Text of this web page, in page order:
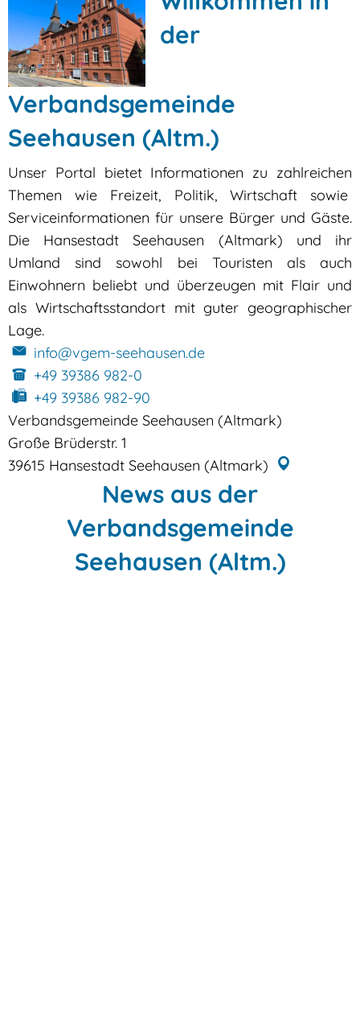
der
Verbandsgemeinde
Seehausen (Altm.)
Unser Portal bietet Informationen zu zahlreichen
Themen wie Freizeit, Politik, Wirtschaft sowie
Serviceinformationen für unsere Bürger und Gäste.
Die Hansestadt Seehausen (Altmark) und ihr
Umland sind sowohl bei Touristen als auch
Einwohnern beliebt und überzeugen mit Flair und
als Wirtschaftsstandort mit guter geographischer
Lage.
info@vgem-seehausen.de
+49 39386 982-0
+49 39386 982-90
Verbandsgemeinde Seehausen (Altmark)
Große Brüderstr. 1
39615 Hansestadt Seehausen (Altmark)
News aus der
Verbandsgemeinde
Seehausen (Altm.)